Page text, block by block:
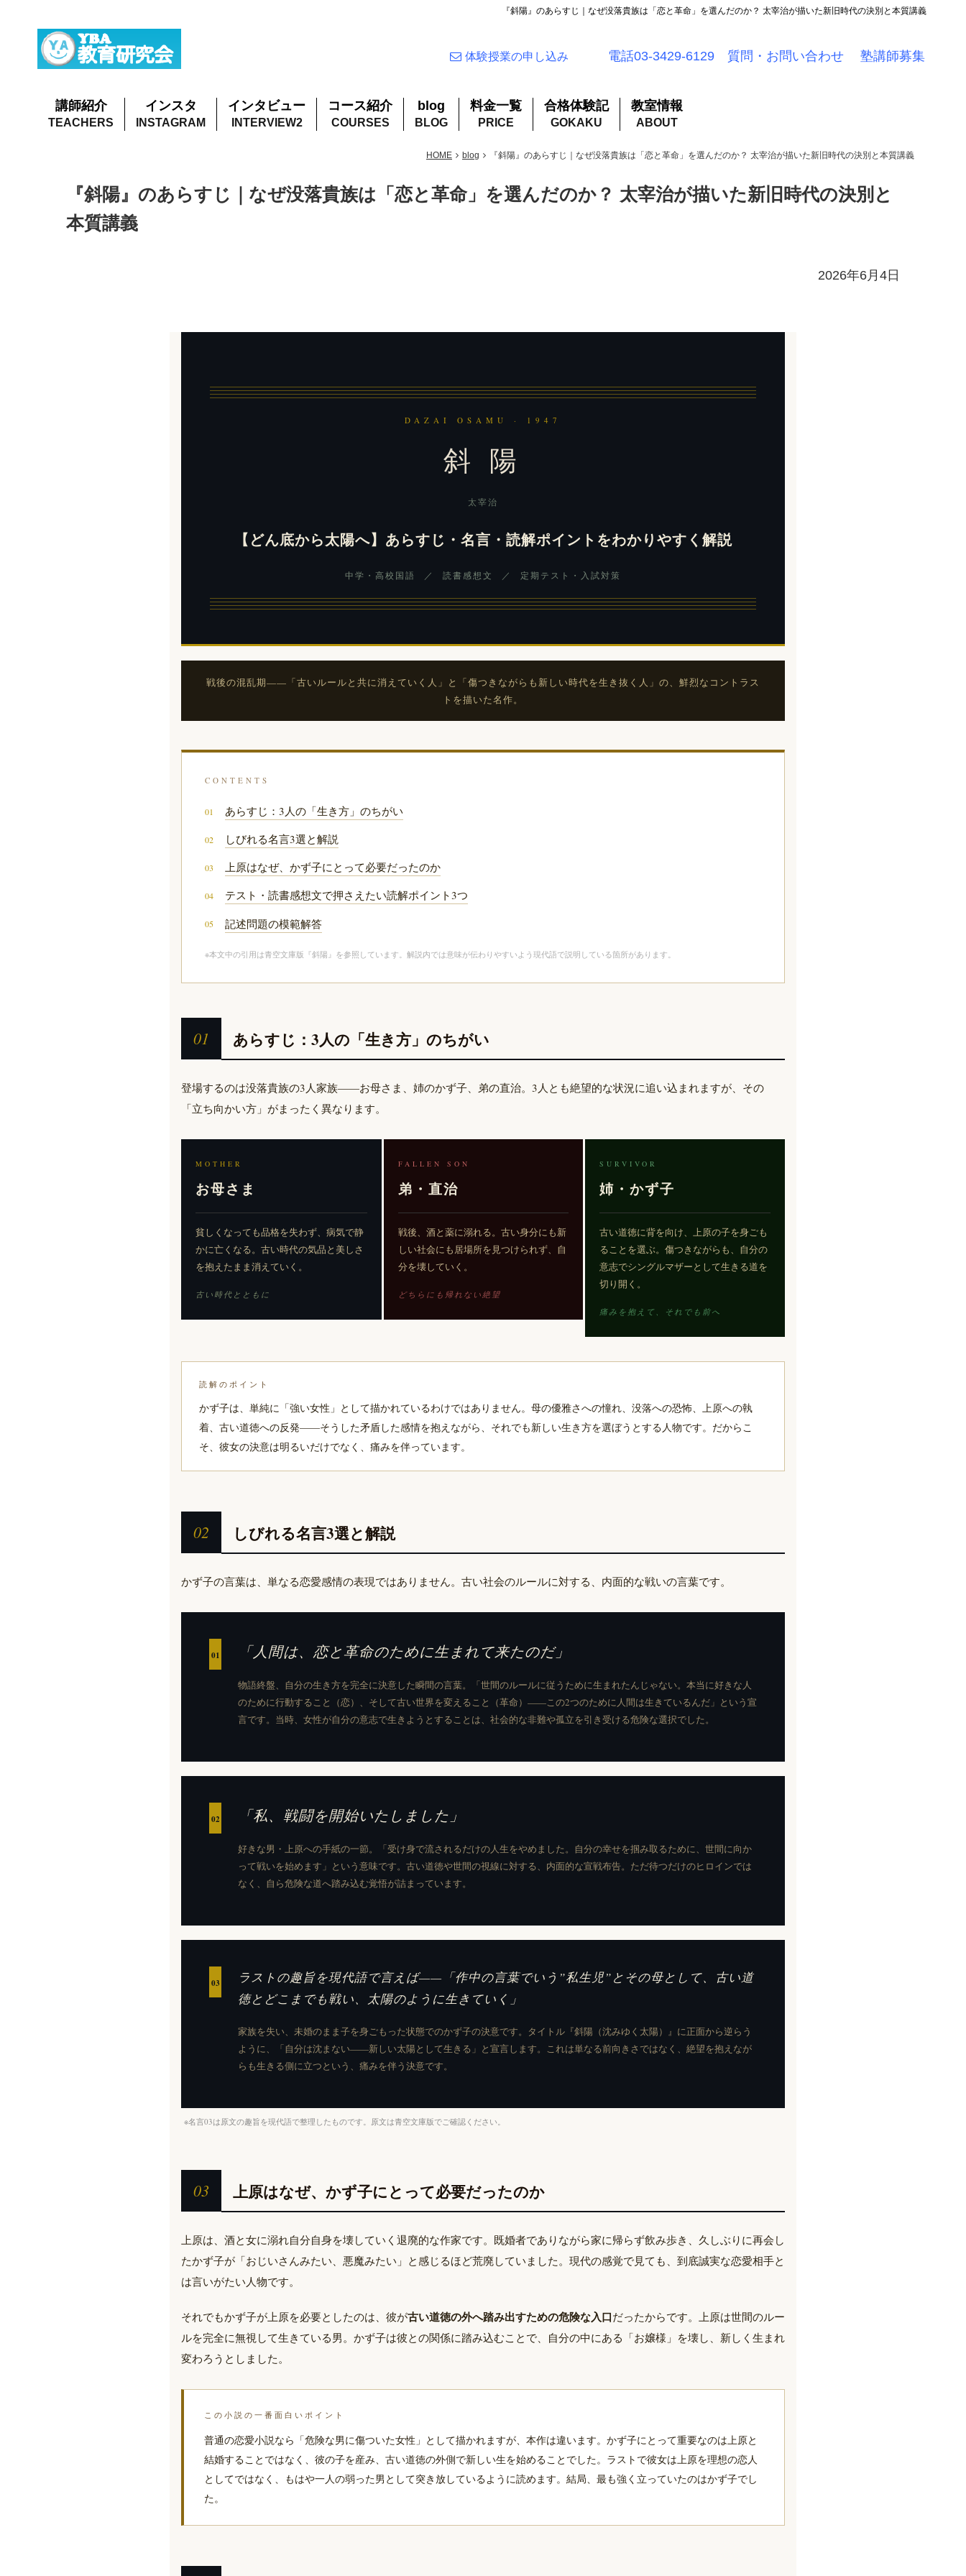
『斜陽』のあらすじ｜なぜ没落貴族は「恋と革命」を選んだのか？ 太宰治が描いた新旧時代の決別と本質講義
体験授業の申し込み 電話03-3429-6129 質問・お問い合わせ 塾講師募集
講師紹介 インスタ インタビュー コース紹介 blog 料金一覧 合格体験記 教室情報
HOME blog 『斜陽』のあらすじ｜なぜ没落貴族は「恋と革命」を選んだのか？ 太宰治が描いた新旧時代の決別と本質講義
『斜陽』のあらすじ｜なぜ没落貴族は「恋と革命」を選んだのか？ 太宰治が描いた新旧時代の決別と
本質講義
2026年6月4日
DAZAI OSAMU · 1947
斜 陽
太宰治
【どん底から太陽へ】あらすじ・名言・読解ポイントをわかりやすく解説
中学・高校国語 ／ 読書感想文 ／ 定期テスト・入試対策
戦後の混乱期——「古いルールと共に消えていく人」と「傷つきながらも新しい時代を生き抜く人」の、鮮烈なコントラス
トを描いた名作。
CONTENTS
01 あらすじ：3人の「生き方」のちがい
02 しびれる名言3選と解説
03 上原はなぜ、かず子にとって必要だったのか
04 テスト・読書感想文で押さえたい読解ポイント3つ
05 記述問題の模範解答
※本文中の引用は青空文庫版『斜陽』を参照しています。解説内では意味が伝わりやすいよう現代語で説明している箇所があります。
01 あらすじ：3人の「生き方」のちがい
登場するのは没落貴族の3人家族——お母さま、姉のかず子、弟の直治。3人とも絶望的な状況に追い込まれますが、その
「立ち向かい方」がまったく異なります。
MOTHER
お母さま
貧しくなっても品格を失わず、病気で静
かに亡くなる。古い時代の気品と美しさ
を抱えたまま消えていく。
古い時代とともに
FALLEN SON
弟・直治
戦後、酒と薬に溺れる。古い身分にも新
しい社会にも居場所を見つけられず、自
分を壊していく。
どちらにも帰れない絶望
SURVIVOR
姉・かず子
古い道徳に背を向け、上原の子を身ごも
ることを選ぶ。傷つきながらも、自分の
意志でシングルマザーとして生きる道を
切り開く。
痛みを抱えて、それでも前へ
読解のポイント
かず子は、単純に「強い女性」として描かれているわけではありません。母の優雅さへの憧れ、没落への恐怖、上原への執
着、古い道徳への反発——そうした矛盾した感情を抱えながら、それでも新しい生き方を選ぼうとする人物です。だからこ
そ、彼女の決意は明るいだけでなく、痛みを伴っています。
02 しびれる名言3選と解説
かず子の言葉は、単なる恋愛感情の表現ではありません。古い社会のルールに対する、内面的な戦いの言葉です。
01 「人間は、恋と革命のために生まれて来たのだ」
物語終盤、自分の生き方を完全に決意した瞬間の言葉。「世間のルールに従うために生まれたんじゃない。本当に好きな人
のために行動すること（恋）、そして古い世界を変えること（革命）——この2つのために人間は生きているんだ」という宣
言です。当時、女性が自分の意志で生きようとすることは、社会的な非難や孤立を引き受ける危険な選択でした。
02 「私、戦闘を開始いたしました」
好きな男・上原への手紙の一節。「受け身で流されるだけの人生をやめました。自分の幸せを掴み取るために、世間に向か
って戦いを始めます」という意味です。古い道徳や世間の視線に対する、内面的な宣戦布告。ただ待つだけのヒロインでは
なく、自ら危険な道へ踏み込む覚悟が詰まっています。
03
ラストの趣旨を現代語で言えば——「作中の言葉でいう”私生児”とその母として、古い道
徳とどこまでも戦い、太陽のように生きていく」
家族を失い、未婚のまま子を身ごもった状態でのかず子の決意です。タイトル『斜陽（沈みゆく太陽）』に正面から逆らう
ように、「自分は沈まない——新しい太陽として生きる」と宣言します。これは単なる前向きさではなく、絶望を抱えなが
らも生きる側に立つという、痛みを伴う決意です。
※名言03は原文の趣旨を現代語で整理したものです。原文は青空文庫版でご確認ください。
03 上原はなぜ、かず子にとって必要だったのか
上原は、酒と女に溺れ自分自身を壊していく退廃的な作家です。既婚者でありながら家に帰らず飲み歩き、久しぶりに再会し
たかず子が「おじいさんみたい、悪魔みたい」と感じるほど荒廃していました。現代の感覚で見ても、到底誠実な恋愛相手と
は言いがたい人物です。
それでもかず子が上原を必要としたのは、彼が古い道徳の外へ踏み出すための危険な入口だったからです。上原は世間のルー
ルを完全に無視して生きている男。かず子は彼との関係に踏み込むことで、自分の中にある「お嬢様」を壊し、新しく生まれ
変わろうとしました。
この小説の一番面白いポイント
普通の恋愛小説なら「危険な男に傷ついた女性」として描かれますが、本作は違います。かず子にとって重要なのは上原と
結婚することではなく、彼の子を産み、古い道徳の外側で新しい生を始めることでした。ラストで彼女は上原を理想の恋人
としてではなく、もはや一人の弱った男として突き放しているように読めます。結局、最も強く立っていたのはかず子でし
た。